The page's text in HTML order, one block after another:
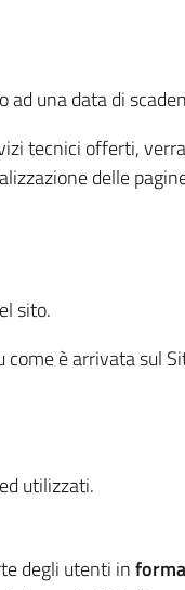
una data di
tecnici offerti,
delle
sito.
è arrivata sul
utilizzati.
degli utenti in